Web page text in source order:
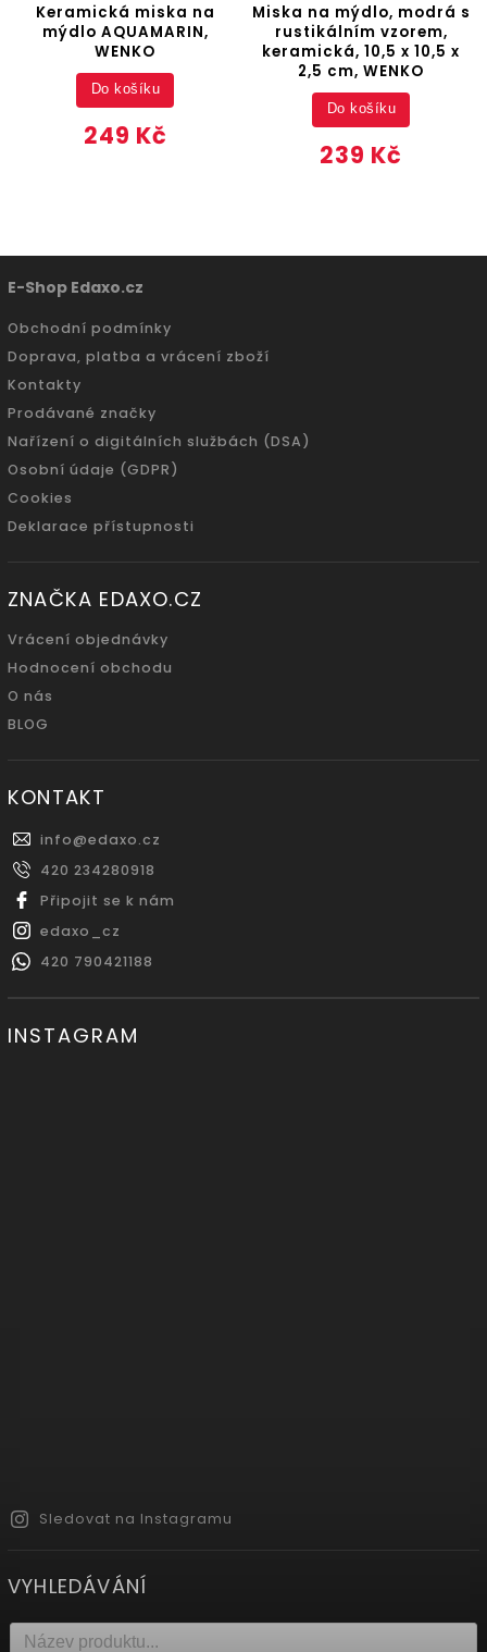
Keramická miska na
mýdlo AQUAMARIN,
WENKO
249 Kč
Do košíku
Miska na mýdlo, modrá s
rustikálním vzorem,
keramická, 10,5 x 10,5 x
2,5 cm, WENKO
239 Kč
Do košíku
E-Shop Edaxo.cz
Obchodní podmínky
Doprava, platba a vrácení zboží
Kontakty
Prodávané značky
Nařízení o digitálních službách (DSA)
Osobní údaje (GDPR)
Cookies
Deklarace přístupnosti
ZNAČKA EDAXO.CZ
Vrácení objednávky
Hodnocení obchodu
O nás
BLOG
KONTAKT
info@edaxo.cz
420 234280918
Připojit se k nám
edaxo_cz
420 790421188
INSTAGRAM
Sledovat na Instagramu
VYHLEDÁVÁNÍ